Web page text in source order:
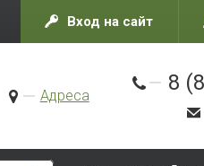
Вход на сайт
Адреса
8